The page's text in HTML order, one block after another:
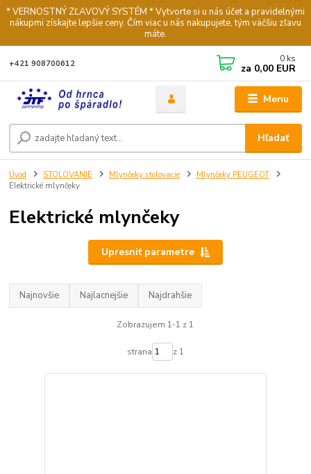
* VERNOSTNÝ ZĽAVOVÝ SYSTÉM * Vytvorte si u nás účet a pravidelnými
nákupmi získajte lepšie ceny. Čím viac u nás nakupujete, tým väčšiu zľavu
máte.
Menu
Hľadať
+421 908700612 0 ks
za 0,00 EUR
Úvod STOLOVANIE Mlynčeky stolovacie
Mlynčeky PEUGEOT
Elektrické mlynčeky
Elektrické mlynčeky
Upresniť parametre
Najnovšie Najlacnejšie Najdrahšie
Zobrazujem 1-1 z 1
strana z 1